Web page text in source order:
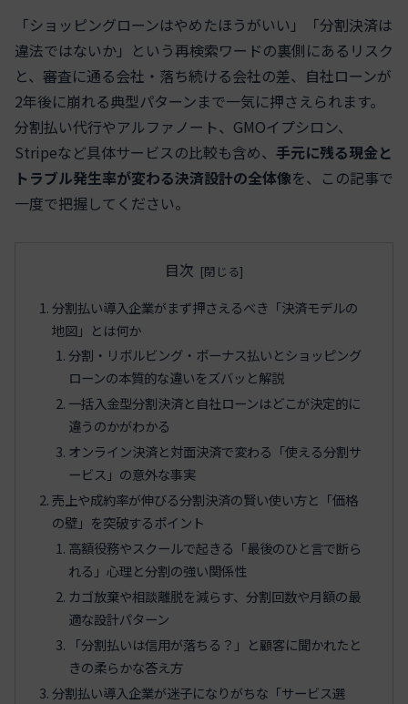
「ショッピングローンはやめたほうがいい」「分割決済は
違法ではないか」という再検索ワードの裏側にあるリスク
と、審査に通る会社・落ち続ける会社の差、自社ローンが
2年後に崩れる典型パターンまで一気に押さえられます。
分割払い代行やアルファノート、GMOイプシロン、
Stripeなど具体サービスの比較も含め、 手元に残る現金と
トラブル発生率が変わる決済設計の全体像を、この記事で
一度で把握してください。
目次
分割払い導入企業がまず押さえるべき「決済モデルの
地図」とは何か
分割・リボルビング・ボーナス払いとショッピング
ローンの本質的な違いをズバッと解説
一括入金型分割決済と自社ローンはどこが決定的に
違うのかがわかる
オンライン決済と対面決済で変わる「使える分割サ
ービス」の意外な事実
売上や成約率が伸びる分割決済の賢い使い方と「価格
の壁」を突破するポイント
高額役務やスクールで起きる「最後のひと言で断ら
れる」心理と分割の強い関係性
カゴ放棄や相談離脱を減らす、分割回数や月額の最
適な設計パターン
「分割払いは信用が落ちる？」と顧客に聞かれたと
きの柔らかな答え方
分割払い導入企業が迷子になりがちな「サービス選